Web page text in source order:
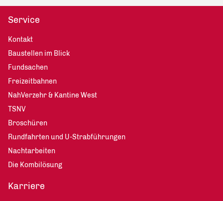
Service
Kontakt
Baustellen im Blick
Fundsachen
Freizeitbahnen
NahVerzehr & Kantine West
TSNV
Broschüren
Rundfahrten und U-Strabführungen
Nachtarbeiten
Die Kombilösung
Karriere